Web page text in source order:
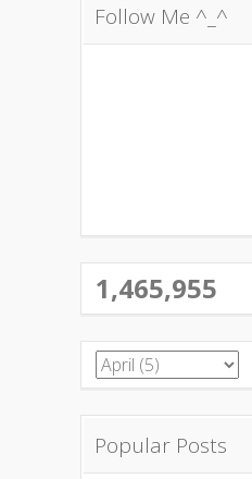
Follow Me ^_^
1,465,955
Popular Posts